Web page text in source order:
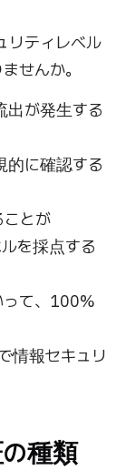
リティレベル
せんか。
出が発生する
的に確認する
とが
を採点する
って、100%
情報セキュリ
種類